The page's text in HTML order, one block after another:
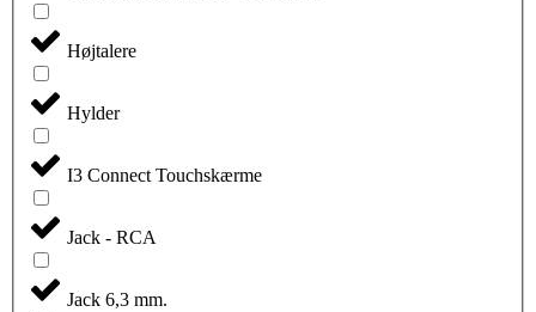
Højtalere
Hylder
I3 Connect Touchskærme
Jack - RCA
Jack 6,3 mm.